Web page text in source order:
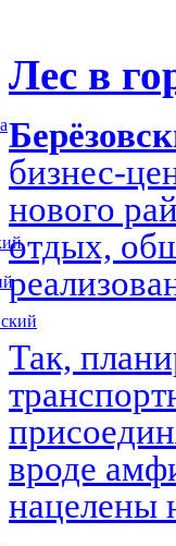
Лес в
бизнес-
нового
отдых,
Так,
вроде
нацелены